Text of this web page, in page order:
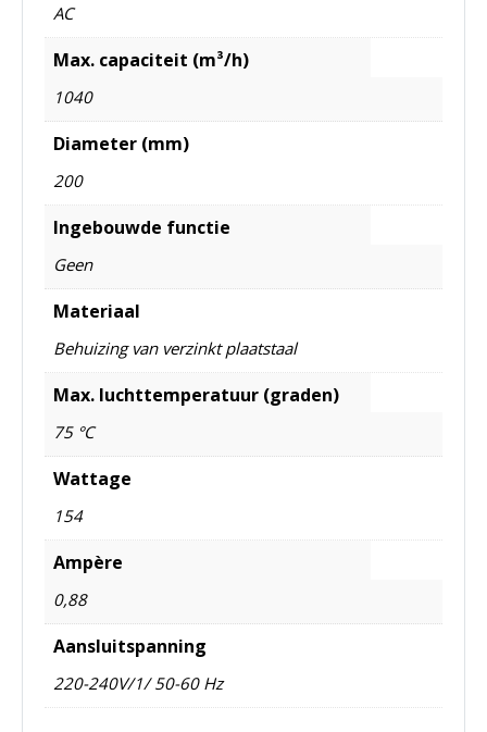
AC
Max. capaciteit (m³/h)
1040
Diameter (mm)
200
Ingebouwde functie
Geen
Materiaal
Behuizing van verzinkt plaatstaal
Max. luchttemperatuur (graden)
75 °C
Wattage
154
Ampère
0,88
Aansluitspanning
220-240V/1/ 50-60 Hz